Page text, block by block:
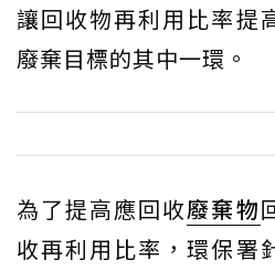
讓回收物再利用比率提
廢棄目標的其中一環。
為了提高應回收廢棄物
收再利用比率，環保署